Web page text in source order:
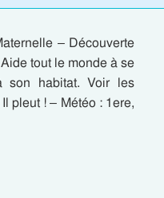
– Découverte
tout le monde à se
son habitat. Voir les
pleut ! – Météo : 1ere,